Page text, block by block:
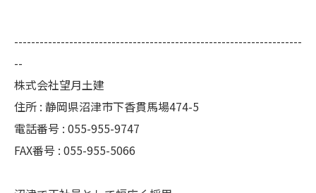
--------------------------------------------------------------------
--
株式会社望月土建
住所 : 静岡県沼津市下香貫馬場474-5
電話番号 : 055-955-9747
FAX番号 : 055-955-5066